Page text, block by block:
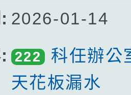
2026-01-14
222
科任辦公
天花板漏水